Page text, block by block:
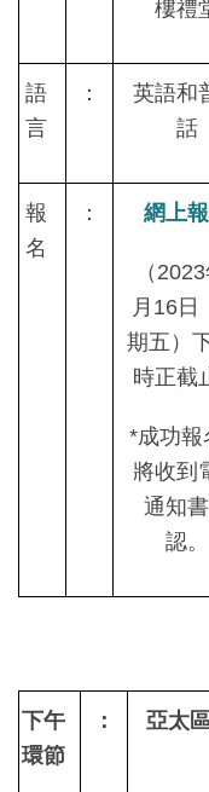
樓禮
語
言
：
英語和
話
報
名
： 網上
（ 2023
月 16日
期五）
時正截
*成功報
將收到
通知
認。
下午
環節
：
亞太